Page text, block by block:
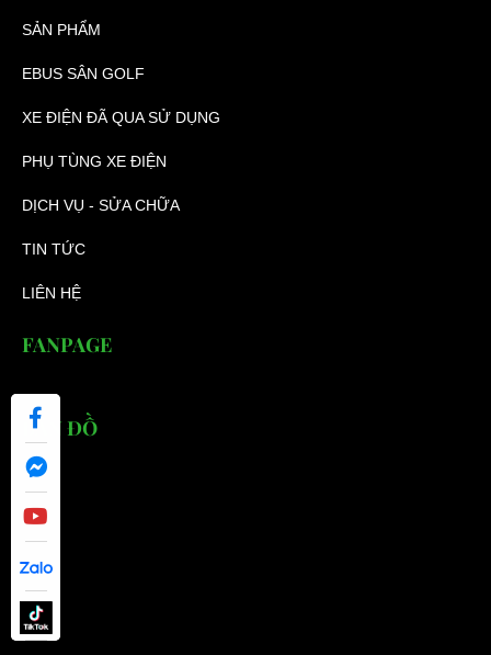
SẢN PHẨM
EBUS SÂN GOLF
XE ĐIỆN ĐÃ QUA SỬ DỤNG
PHỤ TÙNG XE ĐIỆN
DỊCH VỤ - SỬA CHỮA
TIN TỨC
LIÊN HỆ
FANPAGE
BẢN ĐỒ